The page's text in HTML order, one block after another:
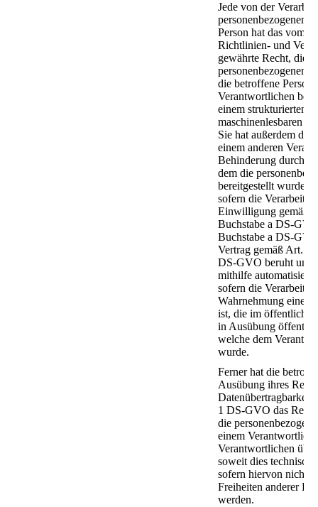
Jede von der
personenbezogener
Person hat das vom
Richtlinien- und
gewährte Recht, die
personenbezogenen
die betroffene Person
Verantwortlichen
einem strukturierten,
maschinenlesbaren
Sie hat außerdem
einem anderen
Behinderung durch
dem die
bereitgestellt wurden,
sofern die
Einwilligung gemäß
Buchstabe a DS-
Buchstabe a DS-
Vertrag gemäß Art. 6
DS-GVO beruht und
mithilfe
sofern die
Wahrnehmung einer
ist, die im
in Ausübung
welche dem
wurde.
Ferner hat die
Ausübung ihres
Datenübertragbarkeit
1 DS-GVO das
die
einem
Verantwortlichen
soweit dies technisch
sofern hiervon nicht
Freiheiten anderer
werden.